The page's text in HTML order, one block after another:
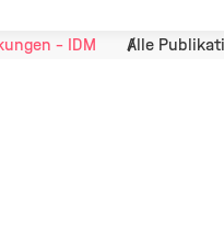
- IDM Alle